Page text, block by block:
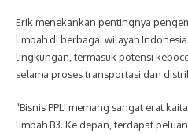
Erik menekankan pentingnya
limbah di berbagai wilayah
lingkungan, termasuk potensi
selama proses transportasi dan
“Bisnis PPLI memang sangat erat
limbah B3. Ke depan, terdapat